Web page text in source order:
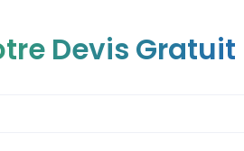
Devis Gratuit